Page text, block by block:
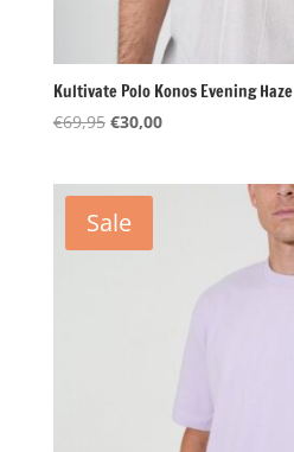
Kultivate Polo Konos Evening Haze
€69,95 Oorspronkelijke
€69,95.
€30,00Huidige
Sale